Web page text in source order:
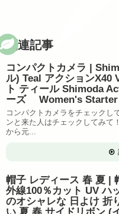
関連記事
コンパクトカメラ |
ル) Teal アクションX40
ト ティール Shimoda
ーズ Women's
コンパクトカメラをチェックし
ンと来た人はチェックしてみて
から元...
帽子 レディース 春 夏 |
外線100％カット UV ハ
のオシャレな 日よけ 折